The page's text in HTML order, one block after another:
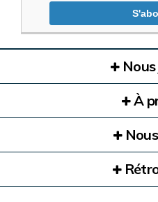
Nous
À